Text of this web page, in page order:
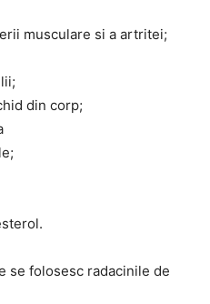
musculare si a artritei;
din corp;
se folosesc radacinile de